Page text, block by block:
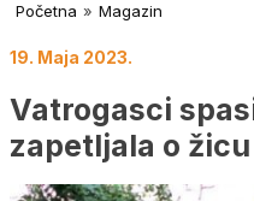
Početna » Magazin
19. Maja 2023.
Vatrogasci
zapetljala o žicu